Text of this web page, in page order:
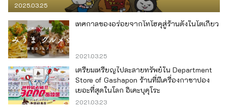
2025.03.25
เทศกาลของอร่อยจากโทโฮคุสู่ร้านดังในโตเกียว
2021.03.25
เตรียมเหรียญไปละลายทรัพย์ใน Department
Store of Gashapon ร้านที่มีเครื่องกาชาปอง
เยอะที่สุดในโลก อิเคะบุคุโระ
2021.03.23